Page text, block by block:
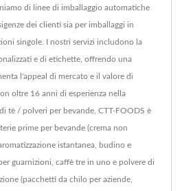
di linee di imballaggio automatiche
dei clienti sia per imballaggi in
singole. I nostri servizi includono la
e di etichette, offrendo una
l'appeal di mercato e il valore di
oltre 16 anni di esperienza nella
tè / polveri per bevande, CTT-FOODS è
prime per bevande (crema non
istantanea, budino e
guarnizioni, caffè tre in uno e polvere di
(pacchetti da chilo per aziende,